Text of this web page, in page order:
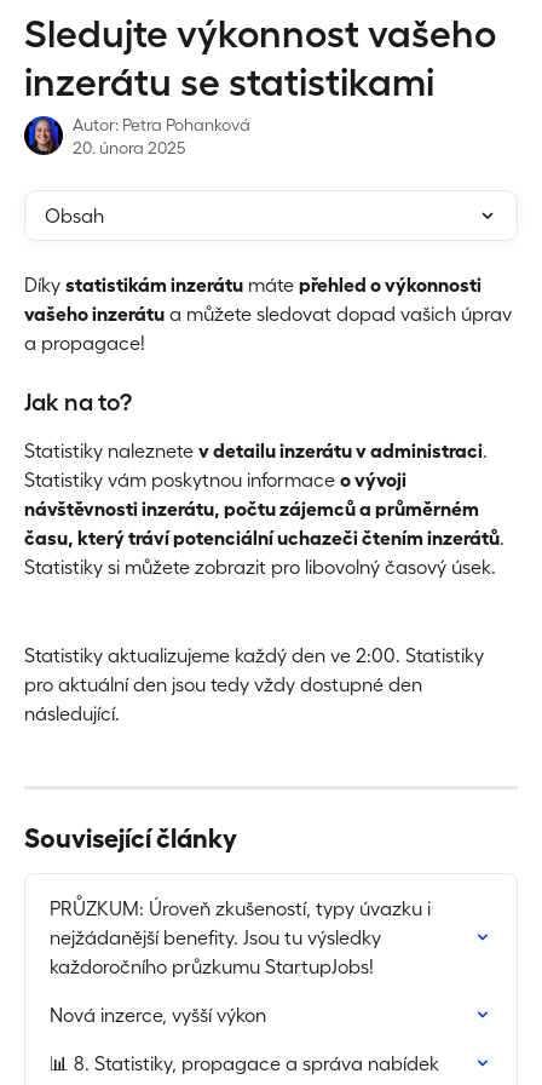
Sledujte výkonnost vašeho
inzerátu se statistikami
Autor: Petra Pohanková
20. února 2025
Obsah
Díky statistikám inzerátu máte přehled o výkonnosti
vašeho inzerátu a můžete sledovat dopad vašich úprav
a propagace!
Jak na to?
Statistiky naleznete v detailu inzerátu v administraci.
Statistiky vám poskytnou informace o vývoji
návštěvnosti inzerátu, počtu zájemců a průměrném
času, který tráví potenciální uchazeči čtením inzerátů.
Statistiky si můžete zobrazit pro libovolný časový úsek.
Statistiky aktualizujeme každý den ve 2:00. Statistiky
pro aktuální den jsou tedy vždy dostupné den
následující.
Související články
PRŮZKUM: Úroveň zkušeností, typy úvazku i
nejžádanější benefity. Jsou tu výsledky
každoročního průzkumu StartupJobs!
Nová inzerce, vyšší výkon
📊 8. Statistiky, propagace a správa nabídek